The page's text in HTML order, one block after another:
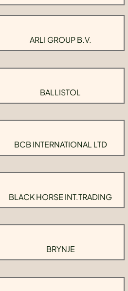
ARLI GROUP B.V.
BALLISTOL
BCB INTERNATIONAL LTD
BLACK HORSE INT.TRADING
BRYNJE